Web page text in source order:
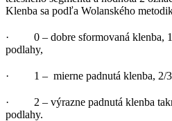
Klenba sa podľa Wolanského
· 0 – dobre sformovaná klenba, 1/
podlahy,
· 1 – mierne padnutá klenba, 2/3
· 2 – výrazne padnutá klenba
podlahy.